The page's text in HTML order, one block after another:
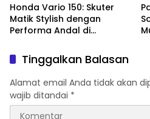
Honda Vario 150: Skuter
Matik Stylish dengan
Performa Andal di
Tinggalkan Balasan
Alamat email Anda tidak akan
wajib ditandai *